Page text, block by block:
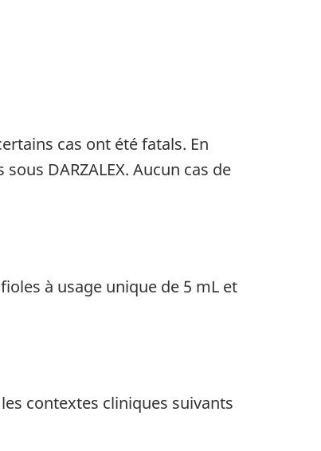
cas ont été fatals. En
DARZALEX. Aucun cas de
à usage unique de 5 mL et
contextes cliniques suivants